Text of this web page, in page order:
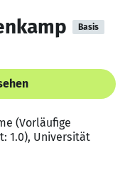
Basis
(Vorläufige
1.0), Universität